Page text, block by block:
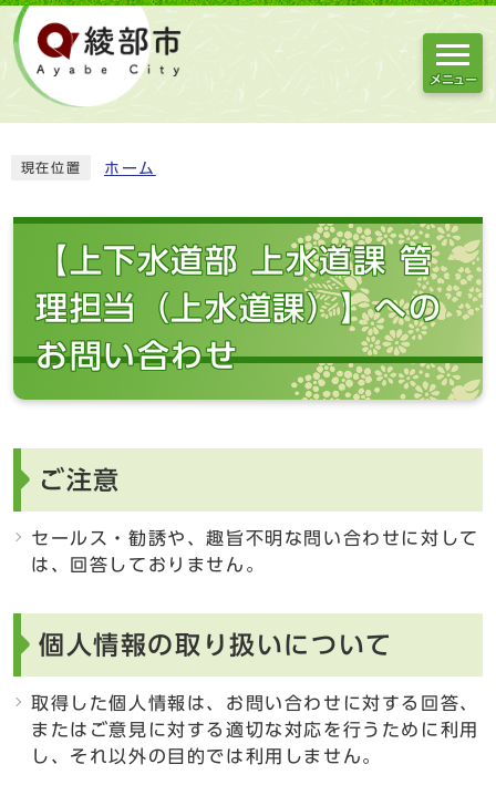
メニュー
現在位置 ホーム
【上下水道部 上水道課 管
理担当（上水道課）】への
お問い合わせ
ご注意
セールス・勧誘や、趣旨不明な問い合わせに対して
は、回答しておりません。
個人情報の取り扱いについて
取得した個人情報は、お問い合わせに対する回答、
またはご意見に対する適切な対応を行うために利用
し、それ以外の目的では利用しません。